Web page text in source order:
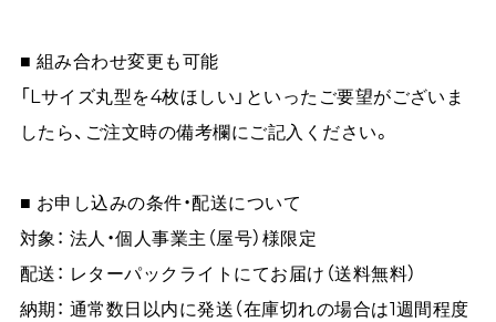
■ 組み合わせ変更も可能
「Lサイズ丸型を4枚ほしい」といったご要望がございま
したら、ご注文時の備考欄にご記入ください。
■ お申し込みの条件・配送について
対象： 法人・個人事業主（屋号）様限定
配送： レターパックライトにてお届け（送料無料）
納期： 通常数日以内に発送（在庫切れの場合は1週間程度